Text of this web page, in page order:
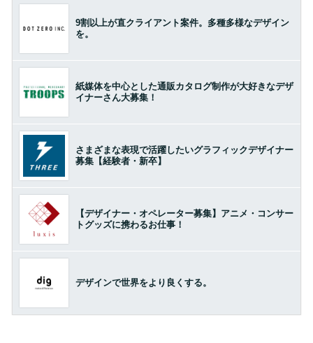
9割以上が直クライアント案件。多種多様なデザイン
を。
紙媒体を中心とした通販カタログ制作が大好きなデザ
イナーさん大募集！
さまざまな表現で活躍したいグラフィックデザイナー
募集【経験者・新卒】
【デザイナー・オペレーター募集】アニメ・コンサー
トグッズに携わるお仕事！
デザインで世界をより良くする。